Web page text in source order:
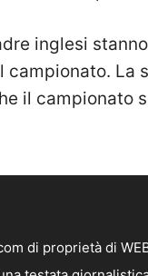
inglesi
campionato.
il campionato
di proprietà di